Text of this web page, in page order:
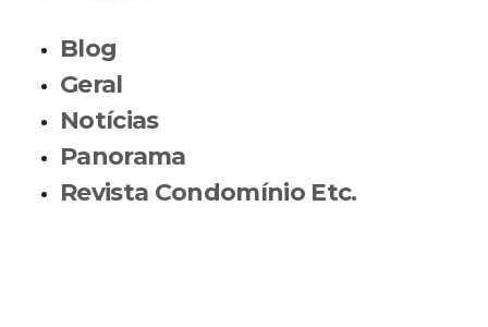
Blog
Geral
Notícias
Panorama
Revista Condomínio Etc.